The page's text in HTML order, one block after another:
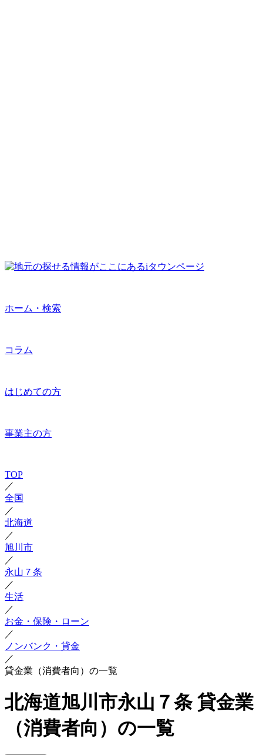
ホーム・検索
コラム
はじめての方
事業主の方
TOP
／
全国
／
北海道
／
旭川市
／
永山７条
／
生活
／
お金・保険・ローン
／
ノンバンク・貸金
／
貸金業（消費者向）の一覧
北海道旭川市永山７条 貸金業
（消費者向）の一覧